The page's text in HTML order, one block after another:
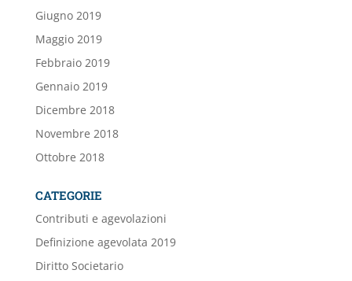
Giugno 2019
Maggio 2019
Febbraio 2019
Gennaio 2019
Dicembre 2018
Novembre 2018
Ottobre 2018
CATEGORIE
Contributi e agevolazioni
Definizione agevolata 2019
Diritto Societario